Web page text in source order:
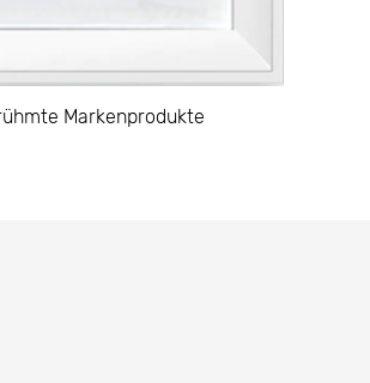
Werkzeug lange
Markenprodukte